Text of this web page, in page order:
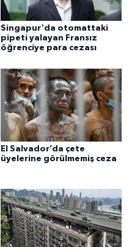
Singapur'da otomattaki
pipeti yalayan Fransız
öğrenciye para cezası
El Salvador’da çete
üyelerine görülmemiş ceza